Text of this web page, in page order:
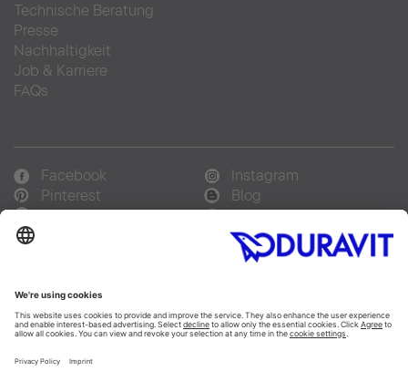
Technische Beratung
Presse
Nachhaltigkeit
Job & Karriere
FAQs
Facebook
Instagram
Pinterest
Blog
Linked In
YouTube
Sprachauswahl:
Français